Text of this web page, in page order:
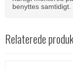
benyttes samtidigt.
Relaterede